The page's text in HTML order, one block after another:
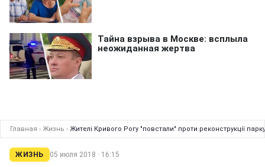
Главная › Жизнь › Жителі Кривого Рогу "повстали" проти реконструкції
ЖИЗНЬ 05 июля 2018 · 16:15